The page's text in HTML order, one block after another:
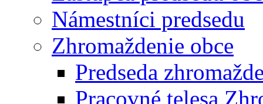
Námestníci predsedu
Zhromaždenie obce
Predseda
Pracovné telesa